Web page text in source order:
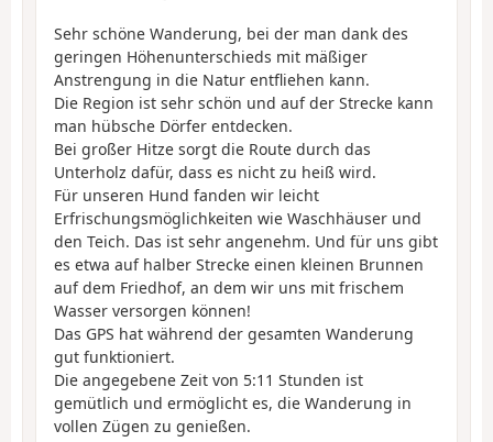
Sehr schöne Wanderung, bei der man dank des
geringen Höhenunterschieds mit mäßiger
Anstrengung in die Natur entfliehen kann.
Die Region ist sehr schön und auf der Strecke kann
man hübsche Dörfer entdecken.
Bei großer Hitze sorgt die Route durch das
Unterholz dafür, dass es nicht zu heiß wird.
Für unseren Hund fanden wir leicht
Erfrischungsmöglichkeiten wie Waschhäuser und
den Teich. Das ist sehr angenehm. Und für uns gibt
es etwa auf halber Strecke einen kleinen Brunnen
auf dem Friedhof, an dem wir uns mit frischem
Wasser versorgen können!
Das GPS hat während der gesamten Wanderung
gut funktioniert.
Die angegebene Zeit von 5:11 Stunden ist
gemütlich und ermöglicht es, die Wanderung in
vollen Zügen zu genießen.